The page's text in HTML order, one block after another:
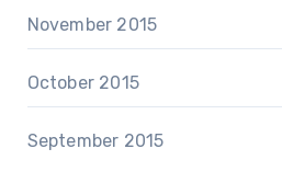
November 2015
October 2015
September 2015